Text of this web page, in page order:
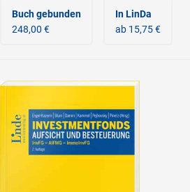
Buch gebunden
248,00 €
In LinDa
ab 15,75 €